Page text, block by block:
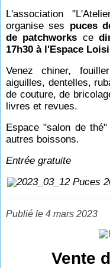
L'association
organise ses puces
de patchworks ce
17h30 à l'Espace
Venez chiner,
aiguilles, dentelles,
de couture, de
livres et revues.
Espace "salon de
autres boissons.
Entrée gratuite
Publié le 4 mars 2023
Vente